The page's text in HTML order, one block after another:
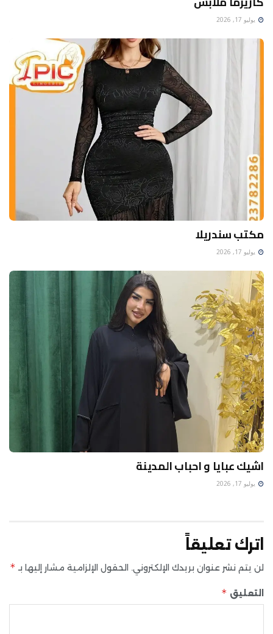
يوليو 17, 2026
مكتب سندريلا
يوليو 17, 2026
اشيك عبايا و احباب المدينة
يوليو 17, 2026
اترك تعليقاً
لن يتم نشر عنوان بريدك الإلكتروني. الحقول الإلزامية مشار إليها بـ *
التعليق *